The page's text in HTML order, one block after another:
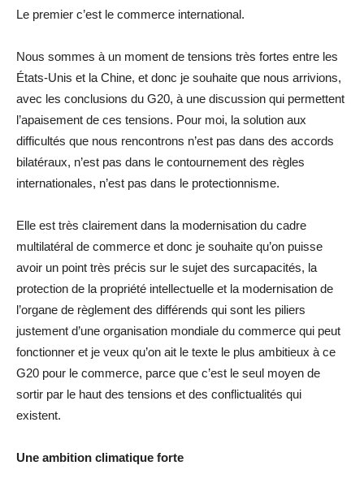
Le premier c’est le commerce international.
Nous sommes à un moment de tensions très fortes entre les
États-Unis et la Chine, et donc je souhaite que nous arrivions,
avec les conclusions du G20, à une discussion qui permettent
l’apaisement de ces tensions. Pour moi, la solution aux
difficultés que nous rencontrons n’est pas dans des accords
bilatéraux, n’est pas dans le contournement des règles
internationales, n’est pas dans le protectionnisme.
Elle est très clairement dans la modernisation du cadre
multilatéral de commerce et donc je souhaite qu’on puisse
avoir un point très précis sur le sujet des surcapacités, la
protection de la propriété intellectuelle et la modernisation de
l’organe de règlement des différends qui sont les piliers
justement d’une organisation mondiale du commerce qui peut
fonctionner et je veux qu’on ait le texte le plus ambitieux à ce
G20 pour le commerce, parce que c’est le seul moyen de
sortir par le haut des tensions et des conflictualités qui
existent.
Une ambition climatique forte